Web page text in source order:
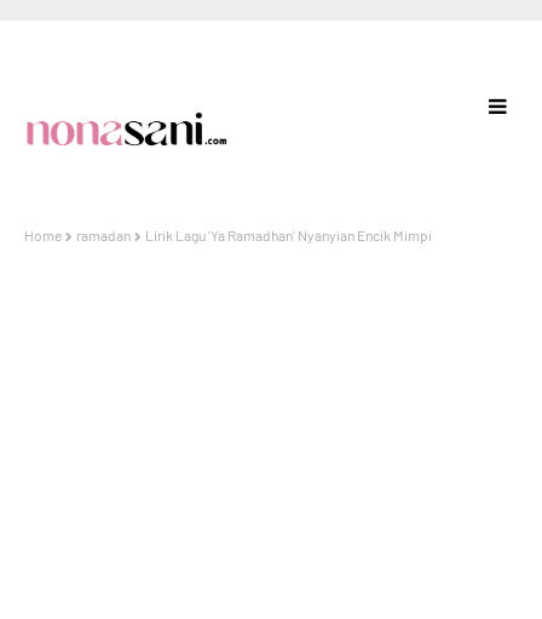
Home ramadan Lirik Lagu 'Ya Ramadhan' Nyanyian Encik Mimpi